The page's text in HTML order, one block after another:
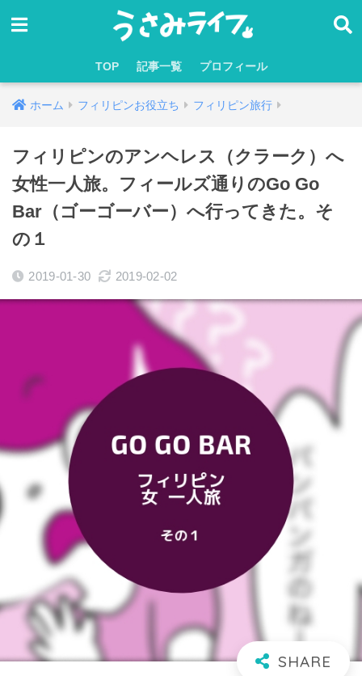
TOP 記事一覧 プロフィール
ホーム フィリピンお役立ち フィリピン旅行
フィリピンのアンヘレス（クラーク）へ
女性一人旅。フィールズ通りのGo Go
Bar（ゴーゴーバー）へ行ってきた。そ
の１
2019-01-30 2019-02-02